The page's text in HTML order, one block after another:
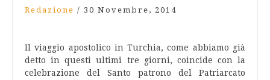
Redazione / 30 Novembre, 2014
Il viaggio apostolico in Turchia, come abbiamo già
detto in questi ultimi tre giorni, coincide con la
celebrazione del Santo patrono del Patriarcato